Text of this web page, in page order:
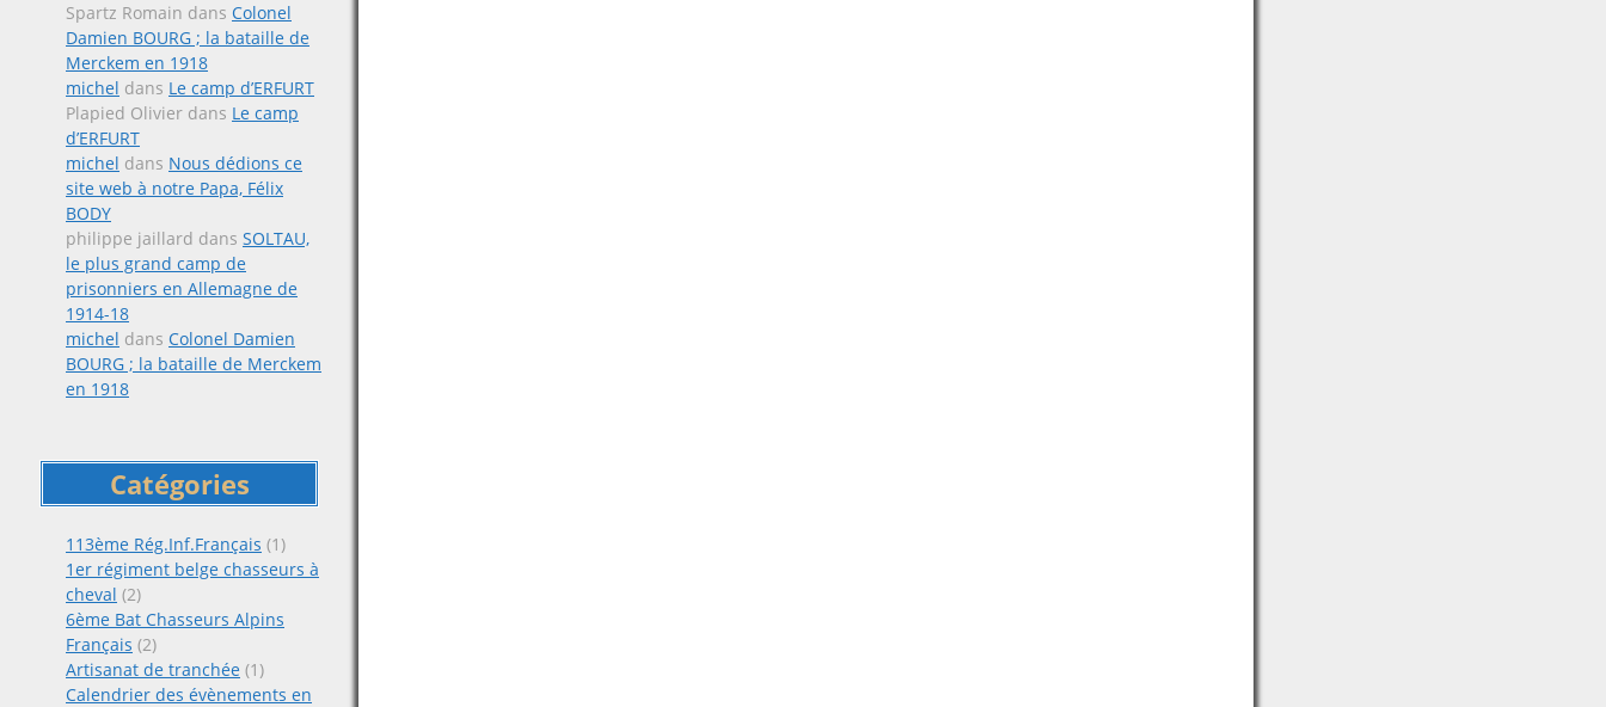
Spartz Romain dans Colonel
Damien BOURG ; la bataille de
Merckem en 1918
michel dans Le camp d’ERFURT
Plapied Olivier dans Le camp
d’ERFURT
michel dans Nous dédions ce
site web à notre Papa, Félix
BODY
philippe jaillard dans SOLTAU,
le plus grand camp de
prisonniers en Allemagne de
1914-18
michel dans Colonel Damien
BOURG ; la bataille de Merckem
en 1918
Catégories
113ème Rég.Inf.Français (1)
1er régiment belge chasseurs à
cheval (2)
6ème Bat Chasseurs Alpins
Français (2)
Artisanat de tranchée (1)
Calendrier des évènements en